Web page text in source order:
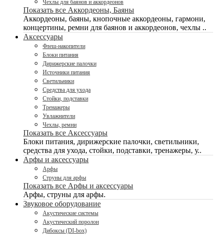
Чехлы для баянов и аккордеонов
Показать все Аккордеоны, Баяны
Аккордеоны, баяны, кнопочные аккордеоны, гармони,
концертины, ремни для баянов и аккордеонов, чехлы ..
Аксессуары
Флеш-накопители
Блоки питания
Дирижерские палочки
Источники питания
Светильники
Средства для ухода
Стойки, подставки
Тренажеры
Увлажнители
Чехлы, ремни
Показать все Аксессуары
Блоки питания, дирижерские палочки, светильники,
средства для ухода, стойки, подставки, тренажеры, у..
Арфы и аксессуары
Арфы
Струны для арфы
Показать все Арфы и аксессуары
Арфы, струны для арфы.
Звуковое оборудование
Акустические системы
Акустический поролон
Дибоксы (DI-box)